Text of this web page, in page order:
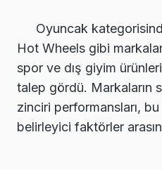
Oyuncak
Hot Wheels gibi
spor ve dış giyim
talep gördü. Markaların
zinciri performansları, bu
belirleyici faktörler